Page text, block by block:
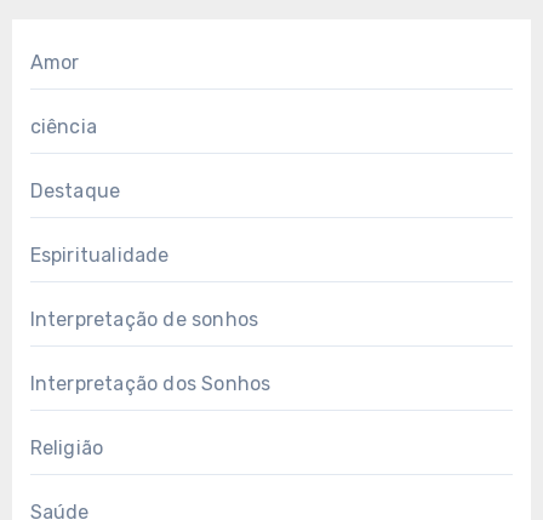
Amor
ciência
Destaque
Espiritualidade
Interpretação de sonhos
Interpretação dos Sonhos
Religião
Saúde